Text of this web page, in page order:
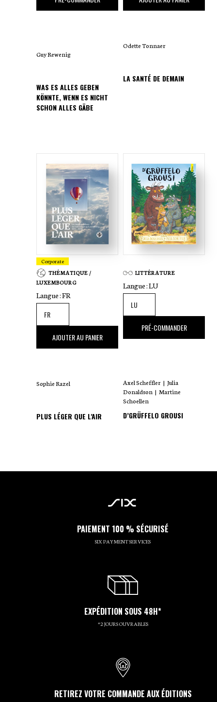
Guy Rewenig
WAS ES ALLES GEBEN
KÖNNTE, WENN ES NICHT
SCHON ALLES GÄBE
Odette Tonnaer
LA SANTÉ DE DEMAIN
Corporate
THÉMATIQUE /
LUXEMBOURG
Langue :FR
,00 €
AJOUTER AU PANIER
Sophie Razel
PLUS LÉGER QUE L'AIR
LITTÉRATURE
Langue :LU
,00 €
PRÉ-COMMANDER
Axel Scheffler | Julia
Donaldson | Martine
Schoellen
D’GRÜFFELO GROUSI
PAIEMENT 100 % SÉCURISÉ
SIX PAYMENT SERVICES
EXPÉDITION SOUS 48H*
*2 JOURS OUVRABLES
RETIREZ VOTRE COMMANDE AUX ÉDITIONS